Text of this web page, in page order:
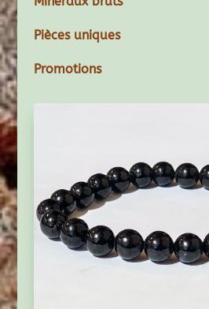
Pièces uniques
Promotions